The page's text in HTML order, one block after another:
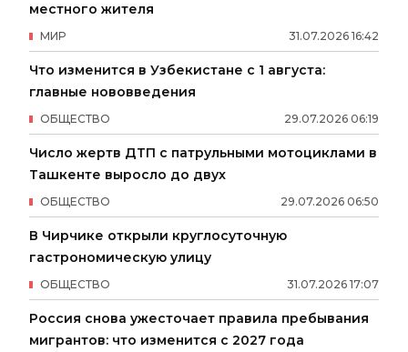
местного жителя
31.07.2026 16:42
МИР
Что изменится в Узбекистане с 1 августа:
главные нововведения
29.07.2026 06:19
ОБЩЕСТВО
Число жертв ДТП с патрульными мотоциклами в
Ташкенте выросло до двух
29.07.2026 06:50
ОБЩЕСТВО
В Чирчике открыли круглосуточную
гастрономическую улицу
31.07.2026 17:07
ОБЩЕСТВО
Россия снова ужесточает правила пребывания
мигрантов: что изменится с 2027 года